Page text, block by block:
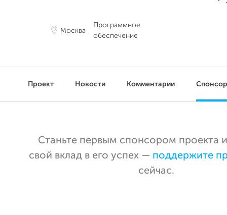
Москва
Программное
обеспечение
Проект Новости Комментарии
Станьте первым спонсором проекта
свой вклад в его успех — поддержите
сейчас.